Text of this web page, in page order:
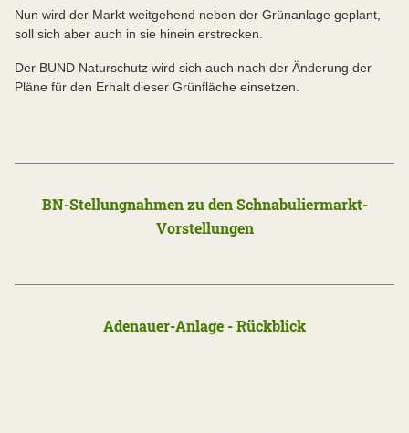
Nun wird der Markt weitgehend neben der Grünanlage geplant,
soll sich aber auch in sie hinein erstrecken.
Der BUND Naturschutz wird sich auch nach der Änderung der
Pläne für den Erhalt dieser Grünfläche einsetzen.
BN-Stellungnahmen zu den Schnabuliermarkt-
Vorstellungen
Adenauer-Anlage - Rückblick